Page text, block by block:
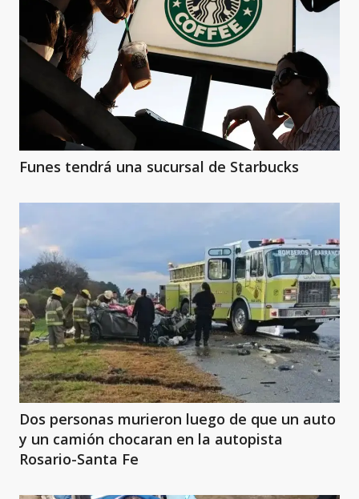
Funes tendrá una sucursal de Starbucks
Dos personas murieron luego de que un auto
y un camión chocaran en la autopista
Rosario-Santa Fe